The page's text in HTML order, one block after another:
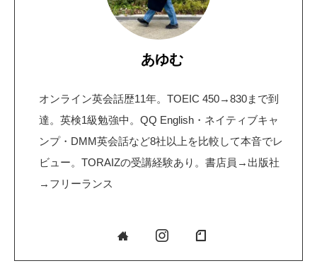
あゆむ
オンライン英会話歴11年。TOEIC 450→830まで到
達。英検1級勉強中。QQ English・ネイティブキャ
ンプ・DMM英会話など8社以上を比較して本音でレ
ビュー。TORAIZの受講経験あり。書店員→出版社
→フリーランス